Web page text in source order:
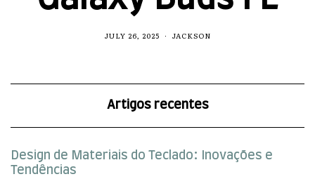
JULY 26, 2025 JACKSON
Artigos recentes
Design de Materiais do Teclado: Inovações e
Tendências